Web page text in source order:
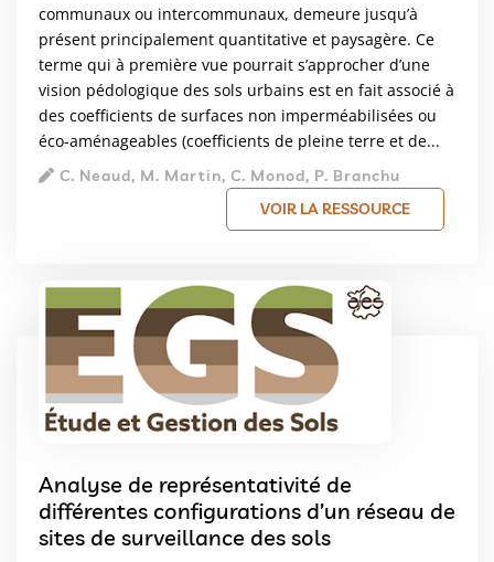
communaux ou intercommunaux, demeure jusqu’à
présent principalement quantitative et paysagère. Ce
terme qui à première vue pourrait s’approcher d’une
vision pédologique des sols urbains est en fait associé à
des coefficients de surfaces non imperméabilisées ou
éco-aménageables (coefficients de pleine terre et de...
C. Neaud, M. Martin, C. Monod, P. Branchu
VOIR LA RESSOURCE
Analyse de représentativité de
différentes configurations d’un réseau de
sites de surveillance des sols